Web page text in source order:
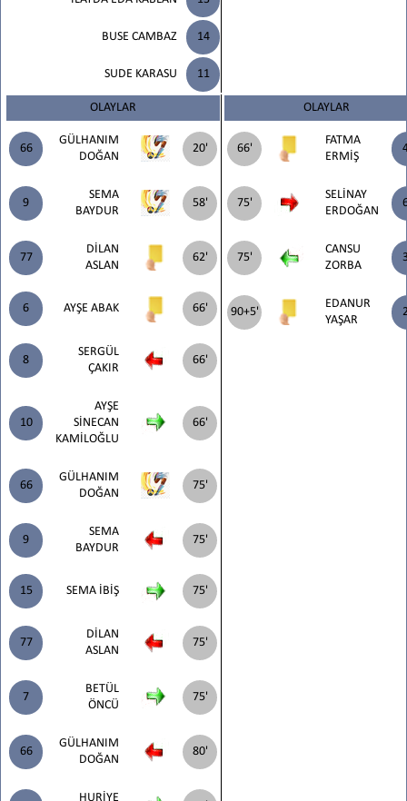
14
BUSE CAMBAZ
11
SUDE KARASU
OLAYLAR
66
GÜLHANIM
DOĞAN
20'
9
SEMA
BAYDUR
58'
77
DİLAN
ASLAN
62'
6 AYŞE ABAK 66'
8
SERGÜL
ÇAKIR
66'
10
AYŞE
SİNECAN
KAMİLOĞLU
66'
66
GÜLHANIM
DOĞAN
75'
9
SEMA
BAYDUR
75'
15 SEMA İBİŞ 75'
77
DİLAN
ASLAN
75'
7
BETÜL
ÖNCÜ
75'
66
GÜLHANIM
DOĞAN
80'
HURİYE
OLAYLAR
66'
FATMA
ERMİŞ
75'
SELİNAY
ERDOĞAN
75'
CANSU
ZORBA
90+5'
EDANUR
YAŞAR